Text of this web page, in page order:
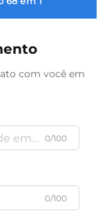
com você em
0/100
0/100